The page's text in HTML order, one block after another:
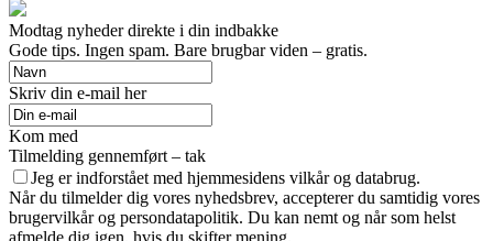
Modtag nyheder direkte i din indbakke
Gode tips. Ingen spam. Bare brugbar viden – gratis.
Skriv din e-mail her
Kom med
Tilmelding gennemført – tak
Jeg er indforstået med hjemmesidens vilkår og databrug.
Når du tilmelder dig vores nyhedsbrev, accepterer du samtidig vores
brugervilkår og persondatapolitik. Du kan nemt og når som helst